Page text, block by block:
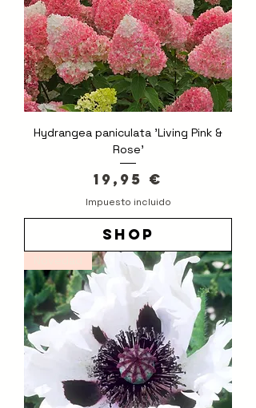
Hydrangea paniculata 'Living Pink &
Rose'
Precio
19,95 €
Impuesto incluido
shop